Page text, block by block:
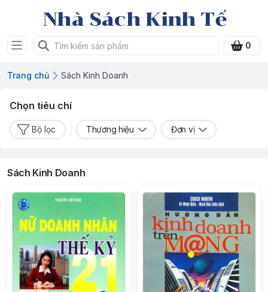
Nhà Sách Kinh Tế
0
Trang chủ Sách Kinh Doanh
Chọn tiêu chí
Bộ lọc Thương hiệu Đơn vị
Sách Kinh Doanh